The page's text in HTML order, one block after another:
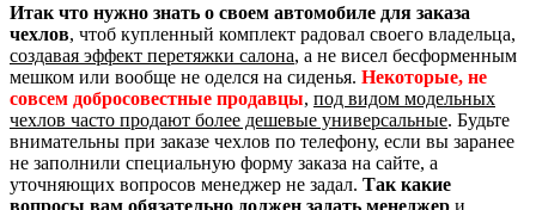
Итак что нужно знать о своем автомобиле для заказа
чехлов, чтоб купленный комплект радовал своего владельца,
создавая эффект перетяжки салона, а не висел бесформенным
мешком или вообще не оделся на сиденья. Некоторые, не
совсем добросовестные продавцы, под видом модельных
чехлов часто продают более дешевые универсальные. Будьте
внимательны при заказе чехлов по телефону, если вы заранее
не заполнили специальную форму заказа на сайте, а
уточняющих вопросов менеджер не задал. Так какие
вопросы вам обязательно должен задать менеджер и